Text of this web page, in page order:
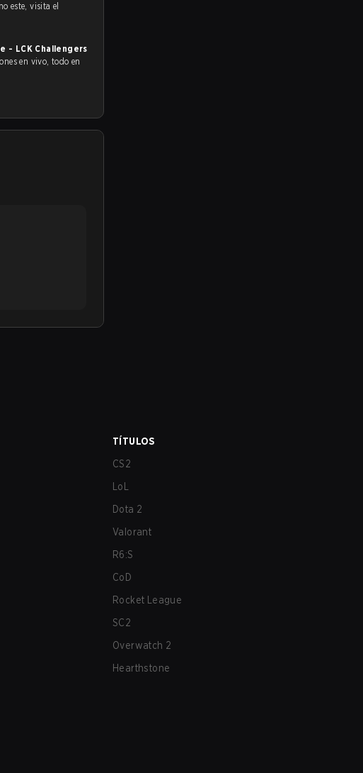
este, visita el
- LCK Challengers
TÍTULOS
CS2
LoL
Dota 2
Valorant
R6:S
CoD
Rocket League
SC2
Overwatch 2
Hearthstone